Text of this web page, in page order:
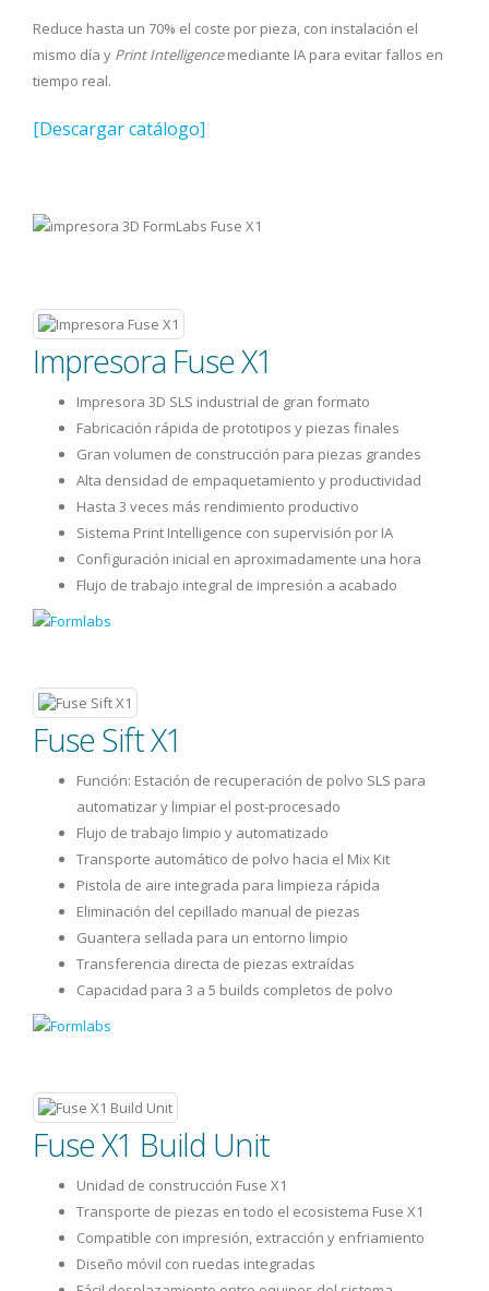
Reduce hasta un 70% el coste por pieza, con instalación el
mismo día y Print Intelligencemediante IA para evitar fallos en
tiempo real.
[Descargar catálogo]
Impresora Fuse X1
Impresora 3D SLS industrial de gran formato
Fabricación rápida de prototipos y piezas finales
Gran volumen de construcción para piezas grandes
Alta densidad de empaquetamiento y productividad
Hasta 3 veces más rendimiento productivo
Sistema Print Intelligence con supervisión por IA
Configuración inicial en aproximadamente una hora
Flujo de trabajo integral de impresión a acabado
Fuse Sift X1
Función: Estación de recuperación de polvo SLS para
automatizar y limpiar el post-procesado
Flujo de trabajo limpio y automatizado
Transporte automático de polvo hacia el Mix Kit
Pistola de aire integrada para limpieza rápida
Eliminación del cepillado manual de piezas
Guantera sellada para un entorno limpio
Transferencia directa de piezas extraídas
Capacidad para 3 a 5 builds completos de polvo
Fuse X1 Build Unit
Unidad de construcción Fuse X1
Transporte de piezas en todo el ecosistema Fuse X1
Compatible con impresión, extracción y enfriamiento
Diseño móvil con ruedas integradas